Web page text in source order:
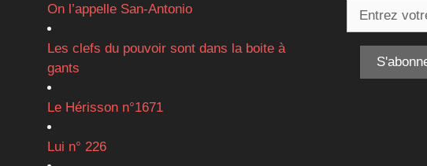
On l’appelle San-Antonio
Les clefs du pouvoir sont dans la boite à
gants
Le Hérisson n°1671
Lui n° 226